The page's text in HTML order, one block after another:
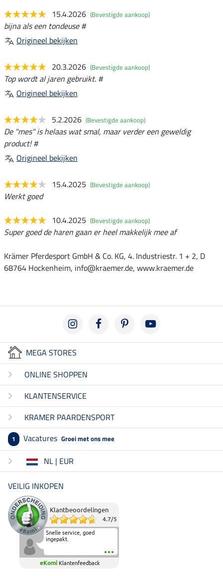
15.4.2026 (Bevestigde aankoop)
bijna als een tondeuse #
Origineel bekijken
20.3.2026 (Bevestigde aankoop)
Top wordt al jaren gebruikt. #
Origineel bekijken
5.2.2026 (Bevestigde aankoop)
De "mes" is helaas wat smal, maar verder een geweldig
product! #
Origineel bekijken
15.4.2025 (Bevestigde aankoop)
Werkt goed
10.4.2025 (Bevestigde aankoop)
Super goed de haren gaan er heel makkelijk mee af
Krämer Pferdesport GmbH & Co. KG, 4. Industriestr. 1 + 2, D
68764 Hockenheim, info@kraemer.de, www.kraemer.de
MEGA STORES
ONLINE SHOPPEN
KLANTENSERVICE
KRAMER PAARDENSPORT
1 Vacatures Groei met ons mee
NL | EUR
VEILIG INKOPEN
Klantbeoordelingen
4.7/5
Snelle service, goed
ingepakt.
eKomi Klantenfeedback